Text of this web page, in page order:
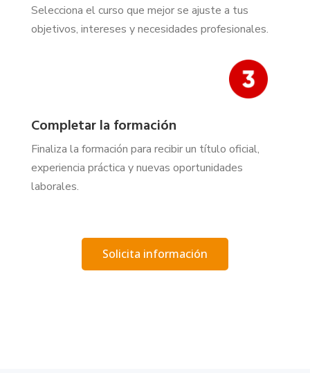
Selecciona el curso que mejor se ajuste a tus
objetivos, intereses y necesidades profesionales.
Completar la formación
Finaliza la formación para recibir un título oficial,
experiencia práctica y nuevas oportunidades
laborales.
Solicita información